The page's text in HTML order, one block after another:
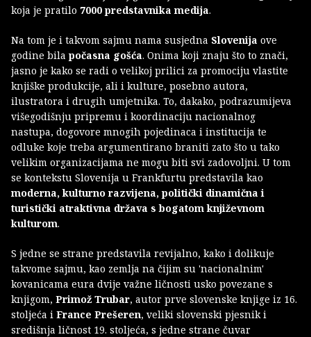
koja je pratilo 7000 predstavnika medija.
Na tom je i takvom sajmu nama susjedna Slovenija ove
godine bila počasna gošća. Onima koji znaju što to znači,
jasno je kako se radi o velikoj prilici za promociju vlastite
knjiške produkcije, ali i kulture, posebno autora,
ilustratora i drugih umjetnika. To, dakako, podrazumijeva
višegodišnju pripremu i koordinaciju nacionalnog
nastupa, dogovore mnogih pojedinaca i institucija te
odluke koje treba argumentirano braniti zato što u tako
velikim organizacijama ne mogu biti svi zadovoljni. U tom
se kontekstu Slovenija u Frankfurtu predstavila kao
moderna, kulturno razvijena, politički dinamična i
turistički atraktivna država s bogatom književnom
kulturom.
S jedne se strane predstavila revijalno, kako i dolikuje
takvome sajmu, kao zemlja na čijim su 'nacionalnim'
kovanicama eura dvije važne ličnosti usko povezane s
knjigom, Primož Trubar, autor prve slovenske knjige iz 16.
stoljeća i France Prešeren, veliki slovenski pjesnik i
središnja ličnost 19. stoljeća, s jedne strane čuvar